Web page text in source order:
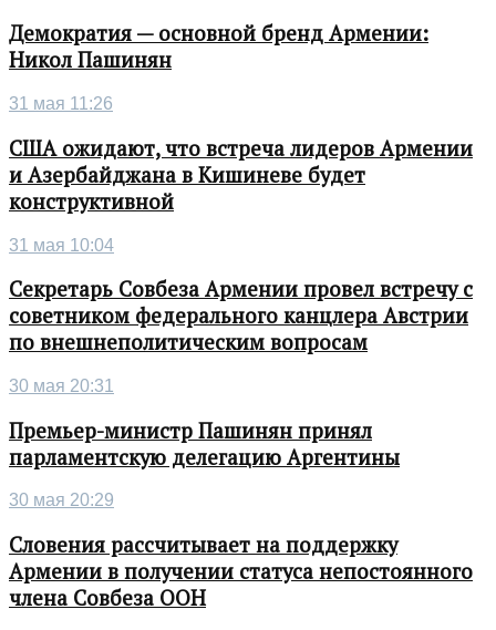
Демократия — основной бренд Армении:
Никол Пашинян
31 мая 11:26
США ожидают, что встреча лидеров Армении
и Азербайджана в Кишиневе будет
конструктивной
31 мая 10:04
Секретарь Совбеза Армении провел встречу с
советником федерального канцлера Австрии
по внешнеполитическим вопросам
30 мая 20:31
Премьер-министр Пашинян принял
парламентскую делегацию Аргентины
30 мая 20:29
Словения рассчитывает на поддержку
Армении в получении статуса непостоянного
члена Совбеза ООН